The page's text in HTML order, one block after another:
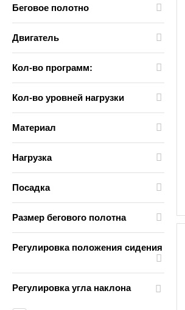
Беговое полотно
Двигатель
Кол-во программ:
Кол-во уровней нагрузки
Материал
Нагрузка
Посадка
Размер бегового полотна
Регулировка положения сидения
Регулировка угла наклона